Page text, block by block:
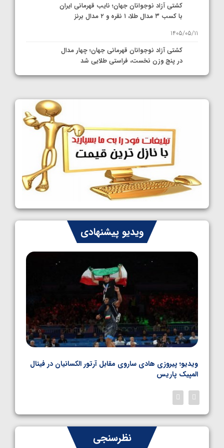
کشتی آزاد نوجوانان جهان؛ نایب قهرمانی ایران
با کسب ۳ مدال طلا، ۱ نقره و ۲ مدال برنز
1405/05/11
کشتی آزاد نوجوانان قهرمانی جهان؛ چهار مدال
در پنج وزن نخست، فراستی طلایی شد
1405/05/11
کشتی آزاد نوجوانان جهان؛ رقبای نمایندگان
ایران مشخص شدند
1405/05/08
کشتی فرنگی نوجوانان جهان؛ سکوی تیمی
سوم برای ایران
1405/05/07
ایران چشم به راه چهار مدال در پنج وزن دوم
کشتی فرنگی نوجوانان جهان
1405/05/06
ویدیو پیشنهادی
ویدیو؛ پیروزی هادی ساروی مقابل آرتور الکسانیان در فینال
المپیک پاریس
نظرسنجی